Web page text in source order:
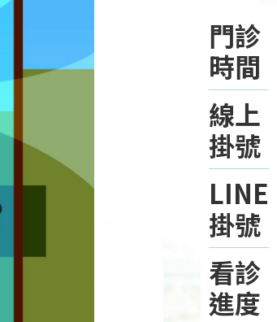
門診
時間
線上
掛號
LINE
掛號
看診
進度